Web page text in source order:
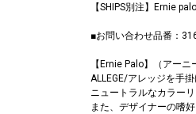
【SHIPS別注】Ernie
■お問い合わせ品番：
【Ernie Palo】（アーニ
ALLEGE/アレッジを手
ニュートラルなカラー
また、デザイナーの嗜